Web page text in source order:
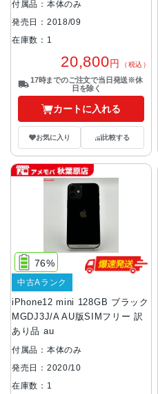
付属品：本体のみ
発売日：2018/09
在庫数：1
20,800円 （税込）
17時までのご注文で当日発送※休
日を除く
カートに入れる
お気に入り 比較する
iPhone12 mini 128GB ブラック
MGDJ3J/A AU版SIMフリー 訳
あり品 au
76%
中古Aランク
付属品：本体のみ
発売日：2020/10
在庫数：1